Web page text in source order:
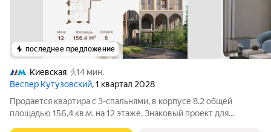
последнее предложение
Киевская
14 мин.
Веспер Кутузовский, 1 квартал 2028
Продается квартира с 3-спальнями, в корпусе 8.2 общей
площадью 156,4 кв.м. на 12 этаже. Знаковый проект для